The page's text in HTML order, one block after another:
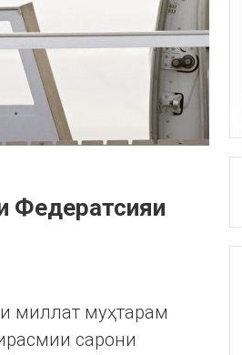
Федератсияи
миллат муҳтарам
сарони